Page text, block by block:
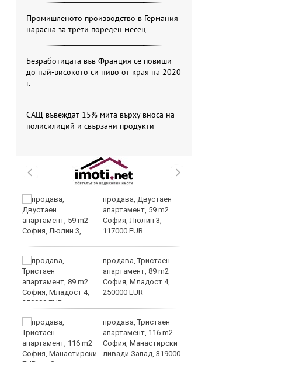
Промишленото производство в Германия
нарасна за трети пореден месец
Безработицата във Франция се повиши
до най-високото си ниво от края на 2020
г.
САЩ въвеждат 15% мита върху вноса на
полисилиций и свързани продукти
продава, Двустаен
апартамент, 59 m2
София, Люлин 3,
117000 EUR
продава, Тристаен
апартамент, 89 m2
София, Младост 4,
250000 EUR
продава, Тристаен
апартамент, 116 m2
София, Манастирски
ливади Запад, 319000